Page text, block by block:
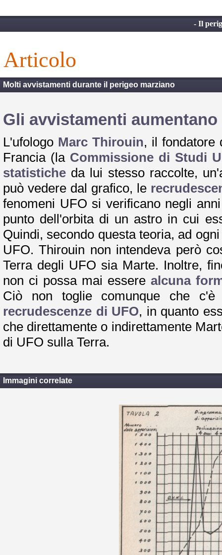
- Il
articolo
Molti avvistamenti durante il perigeo marziano
Gli avvistamenti
L'ufologo Marc Thirouin, il fondatore
Francia (la Commissione di Studi
statistiche da lui stesso raccolte,
può vedere dal grafico, le
fenomeni UFO si verificano negli
punto dell'orbita di un astro in cui
Quindi, secondo questa teoria, ad
UFO. Thirouin non intendeva però
Terra degli UFO sia Marte. Inoltre,
non ci possa mai esserealcuna
Ciò non toglie comunque che
recrudescenze di UFO, in quanto
che direttamente o indirettamente
di UFO sulla Terra.
Immagini correlate